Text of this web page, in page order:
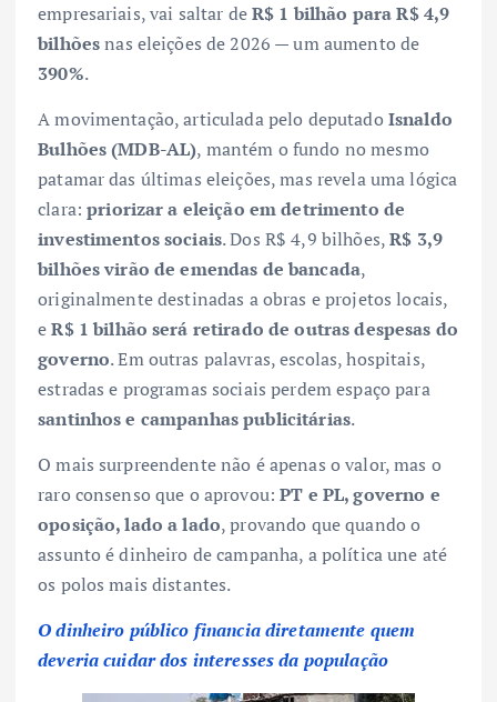
empresariais, vai saltar deR$ 1 bilhão para R$ 4,9
bilhõesnas eleições de 2026 — um aumento de
390%.
A movimentação, articulada pelo deputadoIsnaldo
Bulhões (MDB-AL), mantém o fundo no mesmo
patamar das últimas eleições, mas revela uma lógica
clara:priorizar a eleição em detrimento de
investimentos sociais. Dos R$ 4,9 bilhões,R$ 3,9
bilhões virão de emendas de bancada,
originalmente destinadas a obras e projetos locais,
eR$ 1 bilhão será retirado de outras despesas do
governo. Em outras palavras, escolas, hospitais,
estradas e programas sociais perdem espaço para
santinhos e campanhas publicitárias.
O mais surpreendente não é apenas o valor, mas o
raro consenso que o aprovou:PT e PL, governo e
oposição, lado a lado, provando que quando o
assunto é dinheiro de campanha, a política une até
os polos mais distantes.
O dinheiro público financia diretamente quem
deveria cuidar dos interesses da população